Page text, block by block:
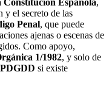
Constitución Española,
y el secreto de las
Penal, que puede
ajenas o escenas de
Como apoyo,
1/1982, y solo de
si existe